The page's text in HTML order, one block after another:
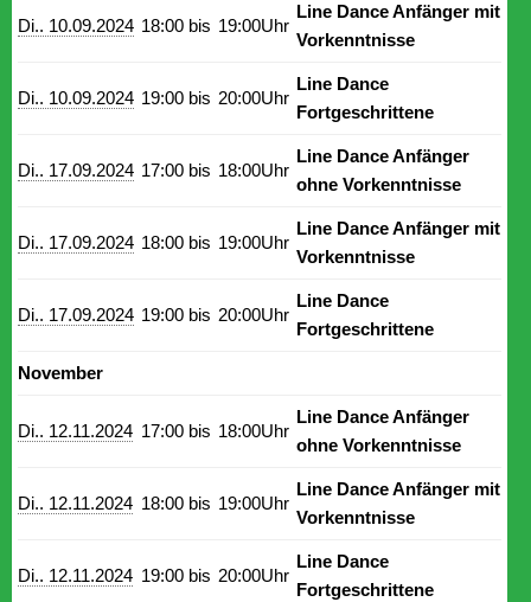
Di.. 10.09.2024 18:00 bis 19:00Uhr
Line Dance Anfänger mit
Vorkenntnisse
Di.. 10.09.2024 19:00 bis 20:00Uhr
Line Dance
Fortgeschrittene
Di.. 17.09.2024 17:00 bis 18:00Uhr
Line Dance Anfänger
ohne Vorkenntnisse
Di.. 17.09.2024 18:00 bis 19:00Uhr
Line Dance Anfänger mit
Vorkenntnisse
Di.. 17.09.2024 19:00 bis 20:00Uhr
Line Dance
Fortgeschrittene
November
Di.. 12.11.2024 17:00 bis 18:00Uhr
Line Dance Anfänger
ohne Vorkenntnisse
Di.. 12.11.2024 18:00 bis 19:00Uhr
Line Dance Anfänger mit
Vorkenntnisse
Di.. 12.11.2024 19:00 bis 20:00Uhr
Line Dance
Fortgeschrittene